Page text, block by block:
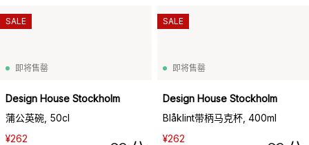
即将售罄
Design House Stockholm
蒲公英碗, 50cl
¥262
SALE
即将售罄
Design House Stockholm
Blåklint带柄马克杯, 400ml
¥262
SALE